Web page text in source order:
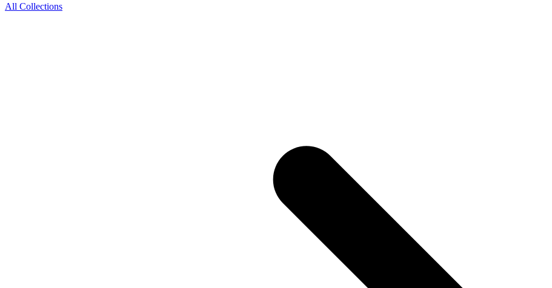
All Collections